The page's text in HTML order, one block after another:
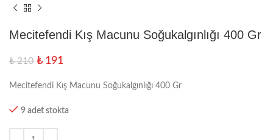
Mecitefendi Kış Macunu Soğukalgınlığı 400 Gr
₺210 ₺ 191
Mecitefendi Kış Macunu Soğukalgınlığı 400 Gr
9 adet stokta